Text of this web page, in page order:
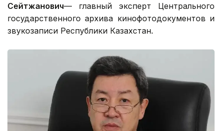
Сейтжанович— главный эксперт Центрального
государственного архива кинофотодокументов и
звукозаписи Республики Казахстан.